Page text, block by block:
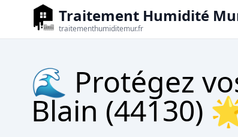
Traitement Humidité
traitementhumiditemur.fr
🌊 Protégez
Blain (44130)